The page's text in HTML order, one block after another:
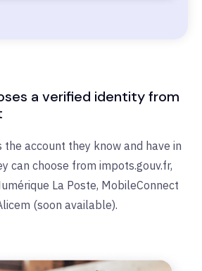
a verified identity from
the account they know and have in
can choose from impots.gouv.fr,
La Poste, MobileConnect
(soon available).